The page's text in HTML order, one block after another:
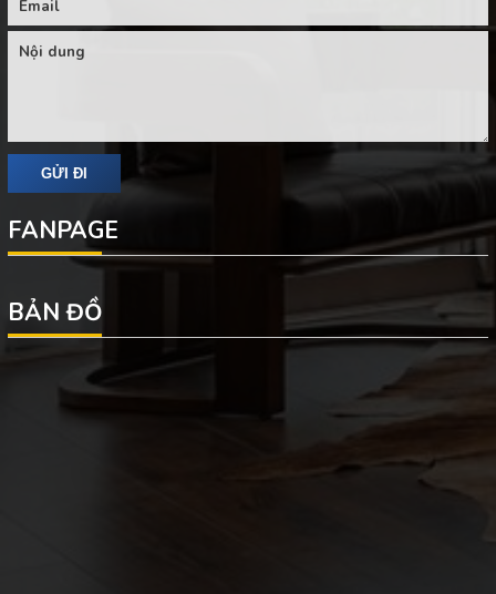
FANPAGE
BẢN ĐỒ